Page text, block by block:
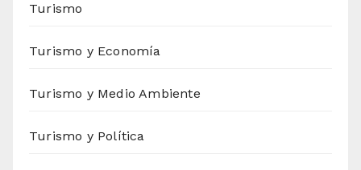
Turismo
Turismo y Economía
Turismo y Medio Ambiente
Turismo y Política